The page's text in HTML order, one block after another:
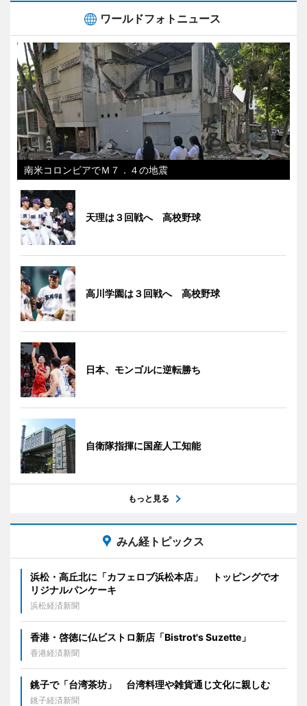
ワールドフォトニュース
南米コロンビアでＭ７．４の地震
天理は３回戦へ 高校野球
高川学園は３回戦へ 高校野球
日本、モンゴルに逆転勝ち
自衛隊指揮に国産人工知能
もっと見る
みん経トピックス
浜松・高丘北に「カフェロブ浜松本店」 トッピングでオ
リジナルパンケーキ
浜松経済新聞
香港・啓徳に仏ビストロ新店「Bistrot's Suzette」
香港経済新聞
銚子で「台湾茶坊」 台湾料理や雑貨通じ文化に親しむ
銚子経済新聞